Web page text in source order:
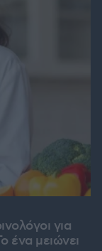
για
ένα μειώνει